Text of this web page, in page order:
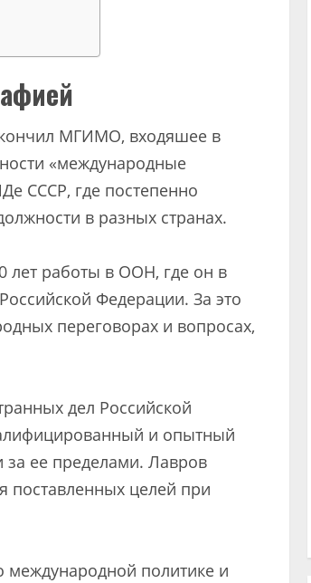
МГИМО, входяшее в
«международные
СССР, где постепенно
в разных странах.
лет работы в ООН, где он в
Федерации. За это
переговорах и вопросах,
дел Российской
и опытный
ее пределами. Лавров
поставленных целей при
международной политике и